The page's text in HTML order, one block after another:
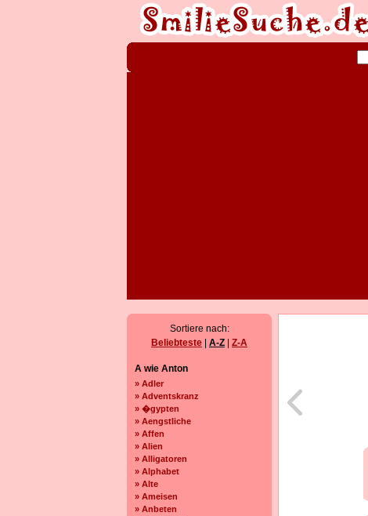
Sortiere nach:
Beliebteste
A-Z Z-A
A wie Anton
» Adler
» Adventskranz
» �gypten
» Aengstliche
» Affen
» Alien
» Alligatoren
» Alphabet
» Alte
» Ameisen
» Anbeten